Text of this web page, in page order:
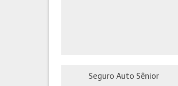
Seguro Auto Sênior